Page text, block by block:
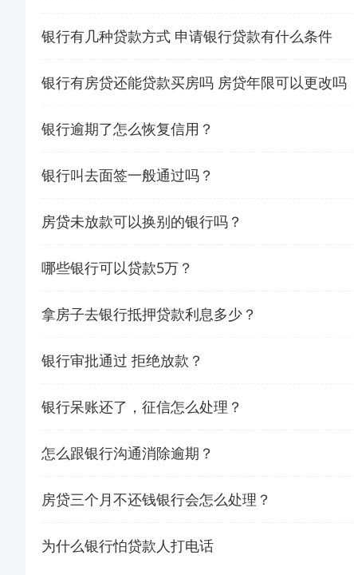
银行有几种贷款方式 申请银行贷款有什么条件
银行有房贷还能贷款买房吗 房贷年限可以更改吗
银行逾期了怎么恢复信用？
银行叫去面签一般通过吗？
房贷未放款可以换别的银行吗？
哪些银行可以贷款5万？
拿房子去银行抵押贷款利息多少？
银行审批通过 拒绝放款？
银行呆账还了，征信怎么处理？
怎么跟银行沟通消除逾期？
房贷三个月不还钱银行会怎么处理？
为什么银行怕贷款人打电话